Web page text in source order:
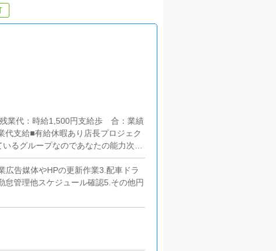
業代：時給1,500円支給歩 合：業績
支給■有給休暇あり店長プロジェク
るグループなのであなたの能力次第
広告媒体やHPの更新作業3.配車ドラ
怠管理他スケジュール確認5.その他円